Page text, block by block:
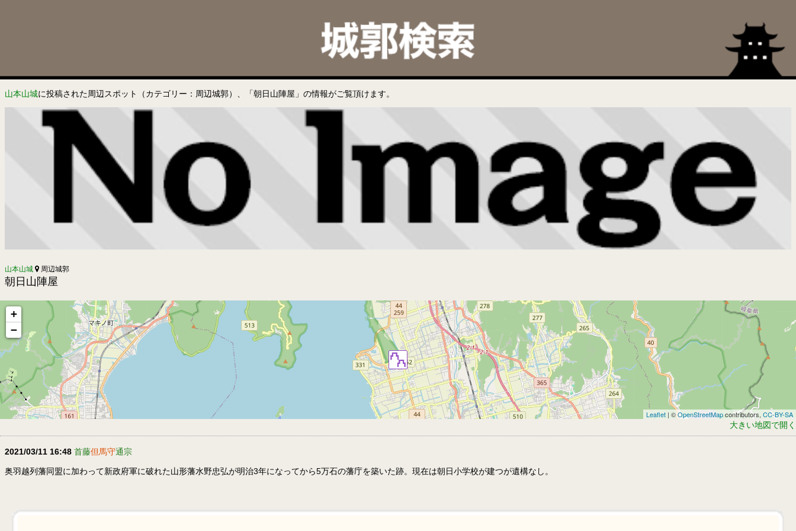
山本山城に投稿された周辺スポット（カテゴリー：周辺城郭）、「朝日山陣屋」の情報がご覧頂けます。
山本山城 周辺城郭
朝日山陣屋
+
−
Leaflet | ©OpenStreetMapcontributors, CC-BY-SA
大きい地図で開く
2021/03/11 16:48 首藤但馬守通宗
奥羽越列藩同盟に加わって新政府軍に破れた山形藩水野忠弘が明治3年になってから5万石の藩庁を築いた跡。現在は朝日小学校が建つが遺構なし。